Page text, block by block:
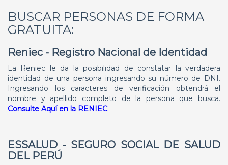
BUSCAR PERSONAS DE FORMA
GRATUITA:
Reniec - Registro Nacional de Identidad
La Reniec le da la posibilidad de constatar la verdadera
identidad de una persona ingresando su número de DNI.
Ingresando los caracteres de verificación obtendrá el
nombre y apellido completo de la persona que busca.
Consulte Aquí en la RENIEC
ESSALUD - SEGURO SOCIAL DE SALUD
DEL PERÚ